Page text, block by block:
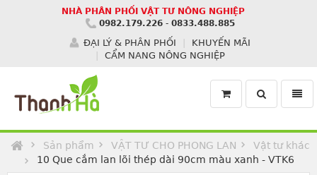
NHÀ PHÂN PHỐI VẬT TƯ NÔNG NGHIỆP
0982.179.226 - 0833.488.885
ĐẠI LÝ & PHÂN PHỐI
KHUYẾN MÃI
CẨM NANG NÔNG NGHIỆP
Toggle
search
Sản phẩm VẬT TƯ CHO PHONG LAN
Vật tư khác
10 Que cắm lan lõi thép dài 90cm màu xanh - VTK6